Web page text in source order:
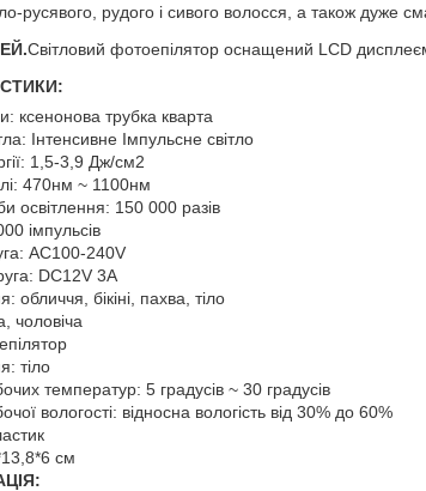
русявого, рудого і сивого волосся, а також дуже
Світловий фотоепілятор оснащений LCD
ксенонова трубка кварта
Інтенсивне Імпульсне світло
1,5-3,9 Дж/см2
470нм ~ 1100нм
освітлення: 150 000 разів
імпульсів
AC100-240V
DC12V 3A
обличчя, бікіні, пахва, тіло
чоловіча
тіло
температур: 5 градусів ~ 30 градусів
вологості: відносна вологість від 30% до 60%
см